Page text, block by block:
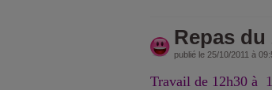
Repas du
publié le 25/10/2011 à
Travail de 12h30 à